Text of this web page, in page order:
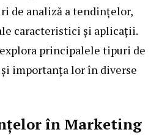
de analiză a tendințelor,
caracteristici și aplicații.
principalele tipuri de
importanța lor în diverse
în Marketing